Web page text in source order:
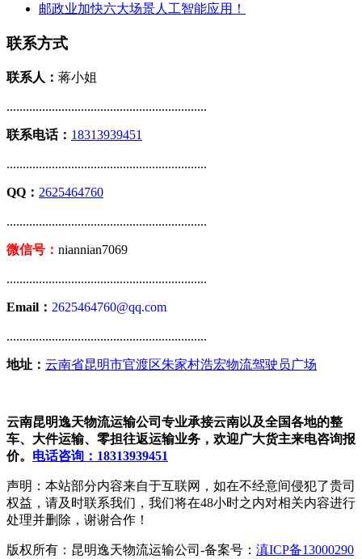
邮政业加快六大场景人工智能应用！
联系方式
联系人： 蒋小姐
..............................................................
联系电话： 18313939451
..............................................................
QQ： 2625464760
..............................................................
微信号： niannian7069
..............................................................
Email： 2625464760@qq.com
..............................................................
地址： 云南省昆明市官渡区朱家村浩宏物流驾驶员广场
云南昆明逸天物流运输公司专业承接云南以及全国各地的整
车、大件运输、零担往返运输业务，欢迎广大货主来电咨询报
价。 电话咨询：18313939451
声明：本站部分内容来自于互联网，如在不经意间侵犯了贵司
权益，请及时联系我们，我们将在48小时之内对相关内容进行
处理并删除，谢谢合作！
版权所有：昆明逸天物流运输公司-备案号： 滇ICP备13000290